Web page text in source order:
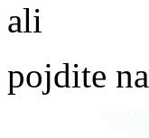
ali
pojdite na